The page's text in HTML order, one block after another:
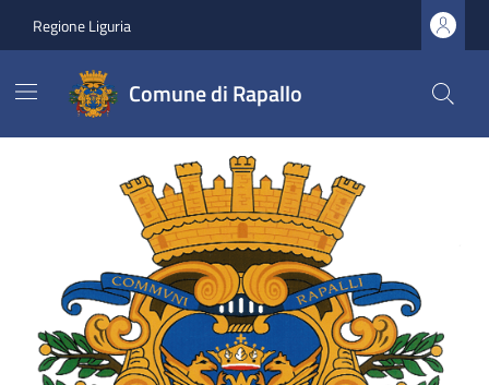
Regione Liguria
Comune di Rapallo
Comune di Rapallo
Ultime notizie